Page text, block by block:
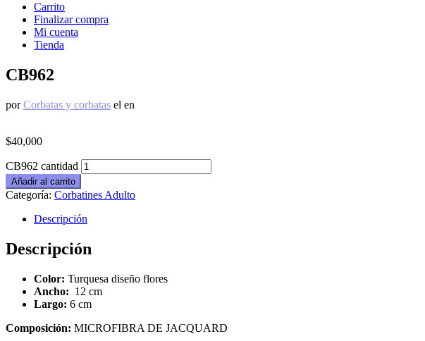
Carrito
Finalizar compra
Mi cuenta
Tienda
CB962
porCorbatas y corbatas el en
$40,000
CB962 cantidad
Añadir al carrito
Categoría: Corbatines Adulto
Descripción
Descripción
Color: Turquesa diseño flores
Ancho: 12 cm
Largo: 6 cm
Composición: MICROFIBRA DE JACQUARD